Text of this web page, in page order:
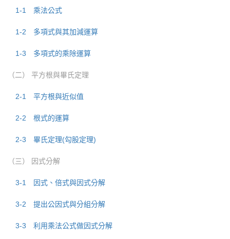
1-1 乘法公式
1-2 多項式與其加減運算
1-3 多項式的乘除運算
（二） 平方根與畢氏定理
2-1 平方根與近似值
2-2 根式的運算
2-3 畢氏定理(勾股定理)
（三） 因式分解
3-1 因式、倍式與因式分解
3-2 提出公因式與分組分解
3-3 利用乘法公式做因式分解